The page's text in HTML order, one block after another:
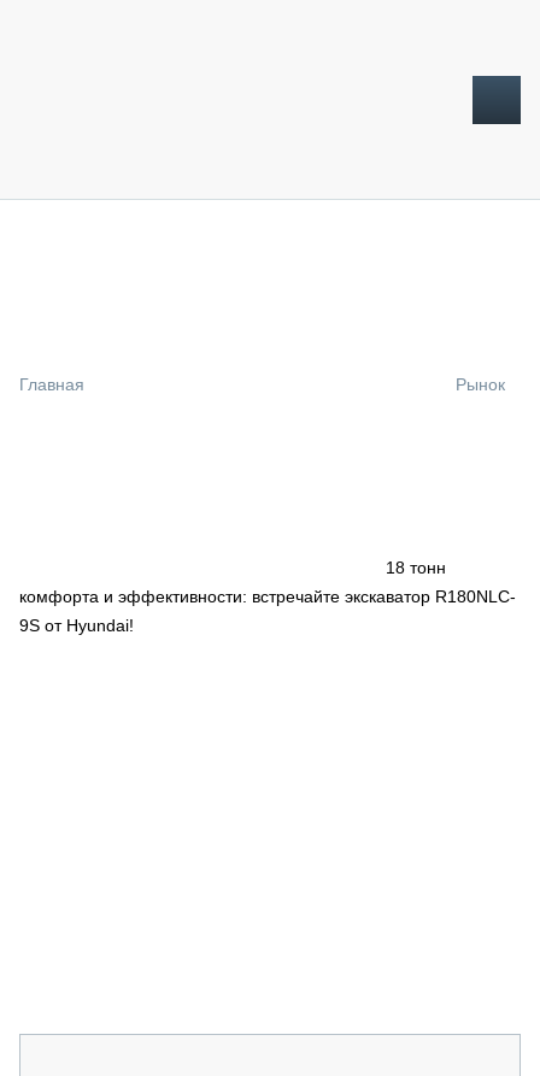
СПЕЦПРОЕКТЫ
МЕРОПРИЯТИЯ
Главная Рынок
18 тонн
комфорта и эффективности: встречайте экскаватор R180NLC-
9S от Hyundai!